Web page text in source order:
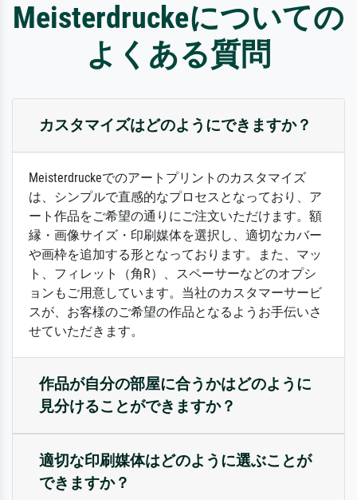
Meisterdruckeについての
よくある質問
カスタマイズはどのようにできますか？
Meisterdruckeでのアートプリントのカスタマイズ
は、シンプルで直感的なプロセスとなっており、ア
ート作品をご希望の通りにご注文いただけます。額
縁・画像サイズ・印刷媒体を選択し、適切なカバー
や画枠を追加する形となっております。また、マッ
ト、フィレット（角R）、スペーサーなどのオプシ
ョンもご用意しています。当社のカスタマーサービ
スが、お客様のご希望の作品となるようお手伝いさ
せていただきます。
作品が自分の部屋に合うかはどのように
見分けることができますか？
適切な印刷媒体はどのように選ぶことが
できますか？